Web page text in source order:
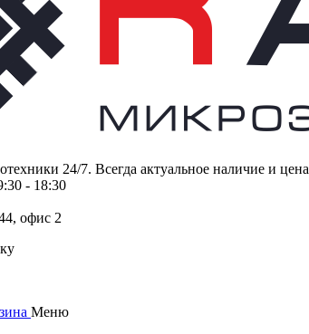
24/7. Всегда актуальное наличие и цена
- 18:30
офис 2
Меню